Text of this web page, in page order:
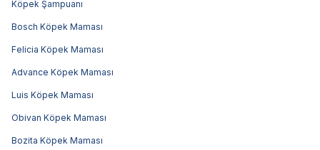
Köpek Şampuanı
Bosch Köpek Maması
Felicia Köpek Maması
Advance Köpek Maması
Luis Köpek Maması
Obivan Köpek Maması
Bozita Köpek Maması